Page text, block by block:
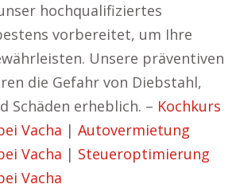
hochqualifiziertes
vorbereitet, um Ihre
Unsere präventiven
die Gefahr von Diebstahl,
Schäden erheblich. – Kochkurs
Vacha | Autovermietung
Vacha | Steueroptimierung
Vacha